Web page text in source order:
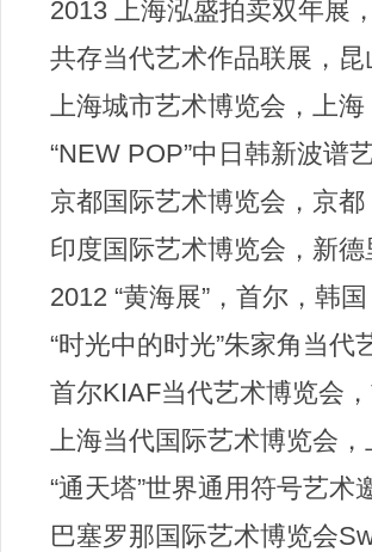
2013 上海泓盛拍卖双年展
共存当代艺术作品联展，昆
上海城市艺术博览会，上海
“NEW POP”中日韩新波谱
京都国际艺术博览会，京都
印度国际艺术博览会，新德
2012 “黄海展”，首尔，韩国
“时光中的时光”朱家角当代
首尔KIAF当代艺术博览会
上海当代国际艺术博览会，
“通天塔”世界通用符号艺
巴塞罗那国际艺术博览会